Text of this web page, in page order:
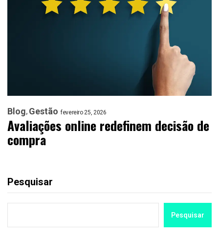
Blog Gestão fevereiro 25, 2026
Avaliações online redefinem decisão de
compra
Pesquisar
Pesquisar